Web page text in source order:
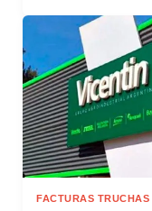
FACTURAS TRUCHAS